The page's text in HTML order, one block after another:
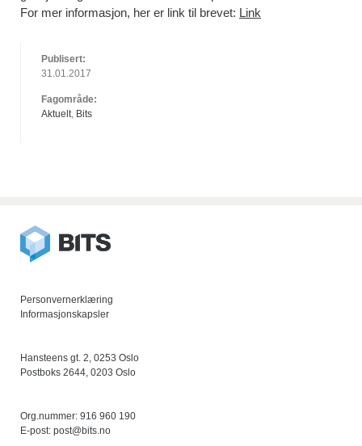
For mer informasjon, her er link til brevet: Link
Publisert:
31.01.2017
Fagområde:
Aktuelt, Bits
Personvernerklæring
Informasjonskapsler
Hansteens gt. 2, 0253 Oslo
Postboks 2644, 0203 Oslo
Org.nummer: 916 960 190
E-post: post@bits.no